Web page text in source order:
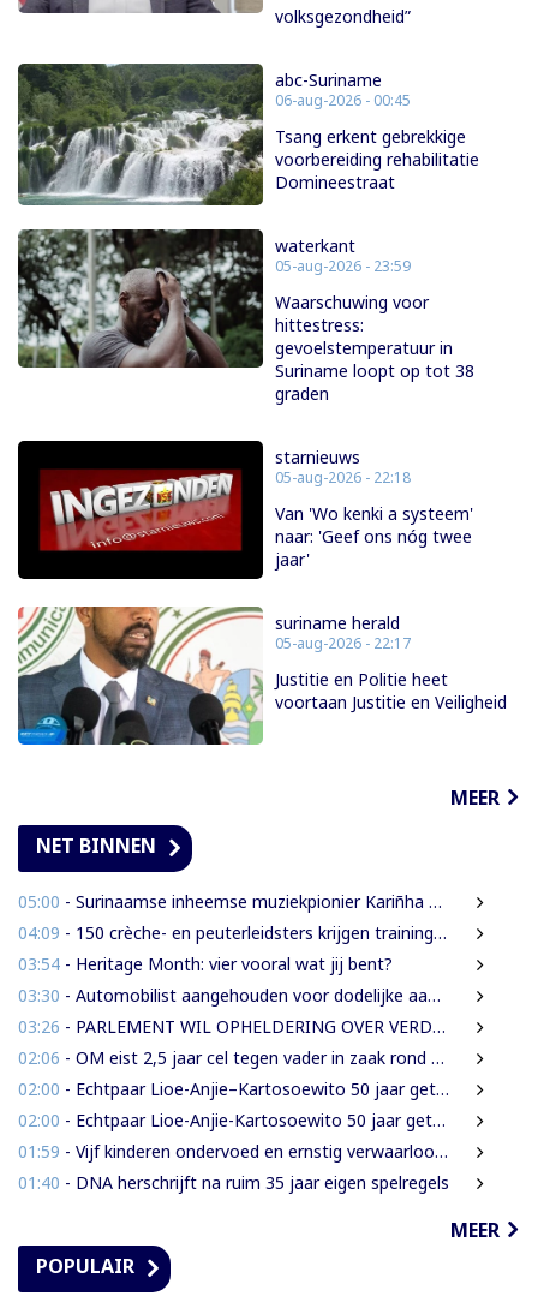
volksgezondheid”
abc-Suriname
06-aug-2026 - 00:45
Tsang erkent gebrekkige
voorbereiding rehabilitatie
Domineestraat
waterkant
05-aug-2026 - 23:59
Waarschuwing voor
hittestress:
gevoelstemperatuur in
Suriname loopt op tot 38
graden
starnieuws
05-aug-2026 - 22:18
Van 'Wo kenki a systeem'
naar: 'Geef ons nóg twee
jaar'
suriname herald
05-aug-2026 - 22:17
Justitie en Politie heet
voortaan Justitie en Veiligheid
MEER
NET BINNEN
05:00 - Surinaamse inheemse muziekpionier Kariñha Basi krijgt oeuvreprijs in Rotterdam
04:09 - 150 crèche- en peuterleidsters krijgen training in verkeerseducatie
03:54 - Heritage Month: vier vooral wat jij bent?
03:30 - Automobilist aangehouden voor dodelijke aanrijding met voetganger en doorrijden na ongeval
03:26 - PARLEMENT WIL OPHELDERING OVER VERDWENEN INBESLAGGENOMEN LEVENSMIDDELEN
02:06 - OM eist 2,5 jaar cel tegen vader in zaak rond mishandeling en verwaarlozing
02:00 - Echtpaar Lioe-Anjie–Kartosoewito 50 jaar getrouwd
02:00 - Echtpaar Lioe-Anjie-Kartosoewito 50 jaar getrouwd
01:59 - Vijf kinderen ondervoed en ernstig verwaarloosd: 2,5 jaar cel geëist tegen vader
01:40 - DNA herschrijft na ruim 35 jaar eigen spelregels
MEER
POPULAIR